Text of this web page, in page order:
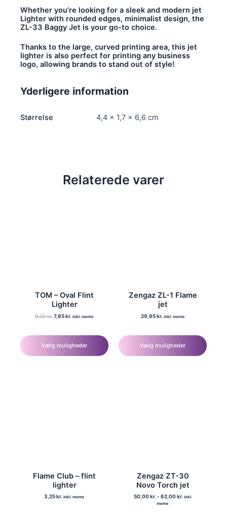
Whether you’re looking for a sleek and modern jet
Lighter with rounded edges, minimalist design, the
ZL-33 Baggy Jet is your go-to choice.
Thanks to the large, curved printing area, this jet
lighter is also perfect for printing any business
logo, allowing brands to stand out of style!
Yderligere information
Størrelse 4,4 × 1,7 × 6,6 cm
Relaterede varer
TOM – Oval Flint
Lighter
9,00kr.Den
var:
9,00 kr..
7,65kr. Den
er:
inkl. moms
Vælg muligheder
har
Zengaz ZL-1 Flame
jet
29,95kr. inkl. moms
Vælg muligheder
har
Flame Club – flint
lighter
3,25kr. inkl. moms
Zengaz ZT-30
Novo Torch jet
50,00kr. - 62,00kr. inkl.
moms